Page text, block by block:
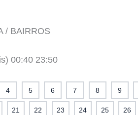
/ BAIRROS
00:40 23:50
4 5 6 7 8 9
21 22 23 24 25 26